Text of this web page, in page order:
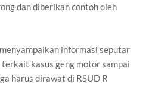
dan diberikan contoh oleh
informasi seputar
kasus geng motor sampai
harus dirawat di RSUD R